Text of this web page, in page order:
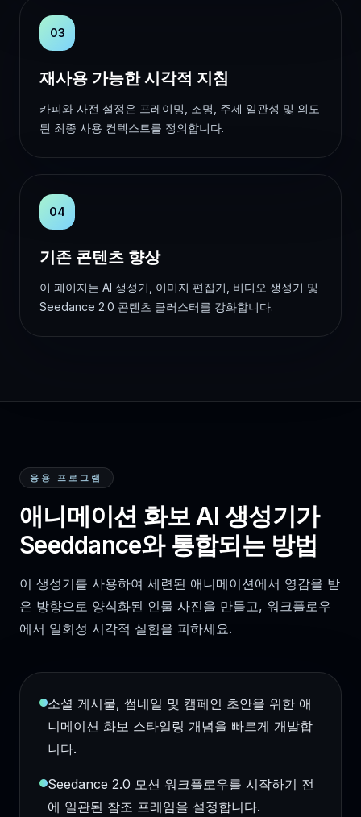
03
재사용 가능한 시각적 지침
카피와 사전 설정은 프레이밍, 조명, 주제 일관성 및 의도
된 최종 사용 컨텍스트를 정의합니다.
04
기존 콘텐츠 향상
이 페이지는 AI 생성기, 이미지 편집기, 비디오 생성기 및
Seedance 2.0 콘텐츠 클러스터를 강화합니다.
응용 프로그램
애니메이션 화보 AI 생성기가
Seeddance와 통합되는 방법
이 생성기를 사용하여 세련된 애니메이션에서 영감을 받
은 방향으로 양식화된 인물 사진을 만들고, 워크플로우
에서 일회성 시각적 실험을 피하세요.
소셜 게시물, 썸네일 및 캠페인 초안을 위한 애
니메이션 화보 스타일링 개념을 빠르게 개발합
니다.
Seedance 2.0 모션 워크플로우를 시작하기 전
에 일관된 참조 프레임을 설정합니다.